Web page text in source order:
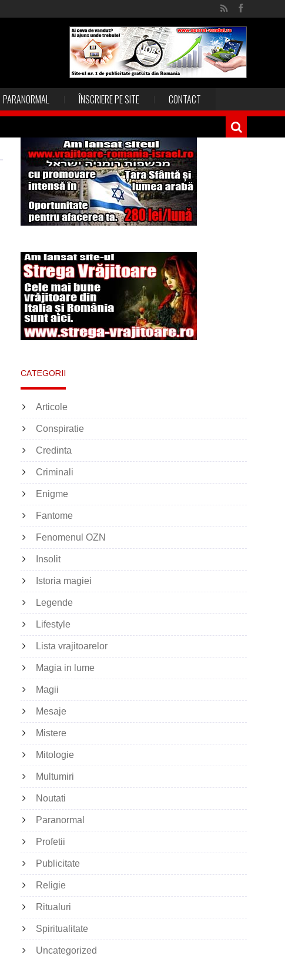
PARANORMAL ÎNSCRIERE PE SITE CONTACT
Magia în Thailanda
CATEGORII
Articole
Conspiratie
Credinta
Criminali
Enigme
Fantome
Fenomenul OZN
Insolit
Istoria magiei
Legende
Lifestyle
Lista vrajitoarelor
Magia in lume
Magii
Mesaje
Mistere
Mitologie
Multumiri
Noutati
Paranormal
Profetii
Publicitate
Religie
Ritualuri
Spiritualitate
Uncategorized